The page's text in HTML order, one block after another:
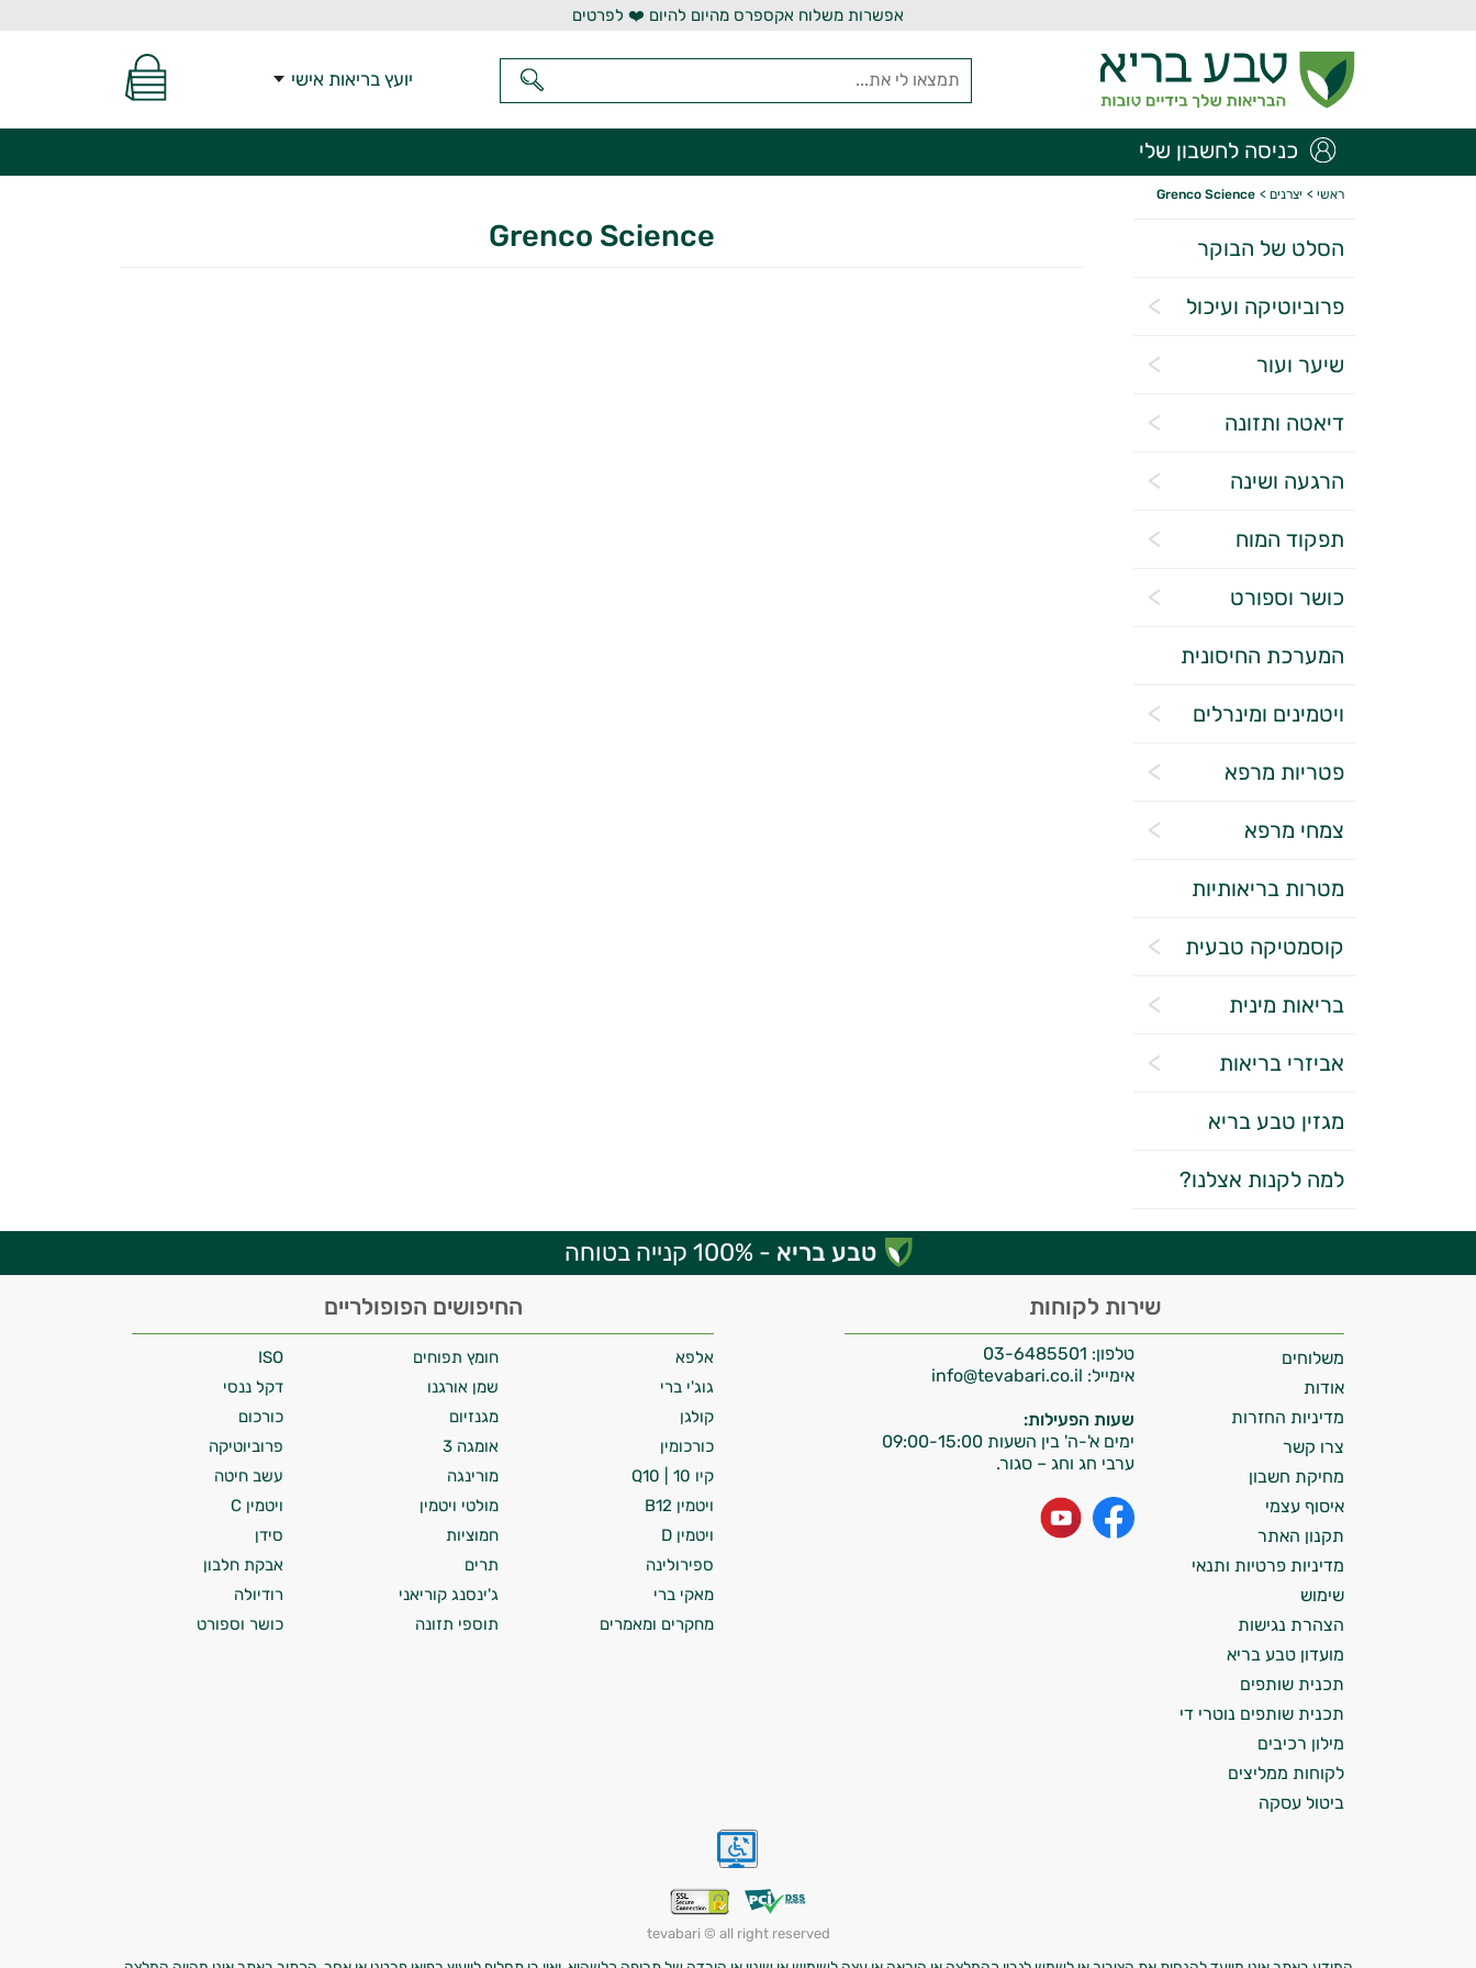
אפשרות משלוח אקספרס מהיום להיום ❤️ לפרטים
יועץ בריאות אישי
כניסה לחשבון שלי
ראשי > יצרנים >
Grenco Science
הסלט של הבוקר
פרוביוטיקה ועיכול
שיער ועור
דיאטה ותזונה
הרגעה ושינה
תפקוד המוח
כושר וספורט
המערכת החיסונית
ויטמינים ומינרלים
פטריות מרפא
צמחי מרפא
מטרות בריאותיות
קוסמטיקה טבעית
בריאות מינית
אביזרי בריאות
מגזין טבע בריא
למה לקנות אצלנו?
Grenco Science
טבע בריא - 100% קנייה בטוחה
שירות לקוחות
טלפון: 03-6485501
אימייל:
שעות הפעילות:
ימים א'-ה' בין השעות 09:00-15:00
ערבי חג וחג – סגור.
משלוחים
אודות
מדיניות החזרות
צרו קשר
מחיקת חשבון
איסוף עצמי
תקנון האתר
מדיניות פרטיות ותנאי
שימוש
הצהרת נגישות
מועדון טבע בריא
תכנית שותפים
תכנית שותפים נוטרי די
מילון רכיבים
לקוחות ממליצים
ביטול עסקה
החיפושים הפופולריים
אלפא חומץ תפוחים
ISO
גוג'י ברי
שמן אורגנו
דקל ננסי
קולגן
מגנזיום
כורכום
כורכומין
אומגה 3
פרוביוטיקה
קיו 10 | Q10
מורינגה
עשב חיטה
ויטמין B12
מולטי ויטמין
ויטמין C
ויטמין D
חמוציות
סידן
ספירולינה
תרים
אבקת חלבון
מאקי ברי
ג'ינסנג קוריאני
רודיולה
מחקרים ומאמרים
תוספי תזונה כושר וספורט
tevabari © all right reserved
יועץ בריאות אישי AI
התשובות שלי מבוססות על מאגרי מידע קליניים
וספרות מקצועית בתחומי הרפואה הטבעית
ותזונת הספורט.
אני כאן כדי לעזור לך להתאים את תוספי
התזונה ומוצרי הבריאות המדויקים למטרות
ולמצב הגופני שלך, ולהסביר לך אילו רכיבים
עובדים יחד כדי למקסם תוצאות גם בחיי היום
המטרה שלי היא להתאים עבורך המלצות
אישיות מבוססות מדעית.
זה הזמן להתחיל. איך אוכל לעזור?